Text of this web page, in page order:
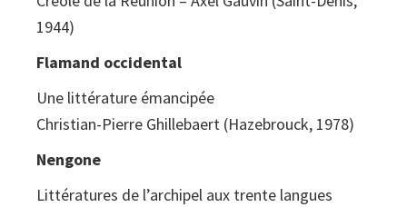
1944)
Flamand occidental
Une littérature émancipée
Christian-Pierre Ghillebaert (Hazebrouck, 1978)
Nengone
Littératures de l’archipel aux trente langues